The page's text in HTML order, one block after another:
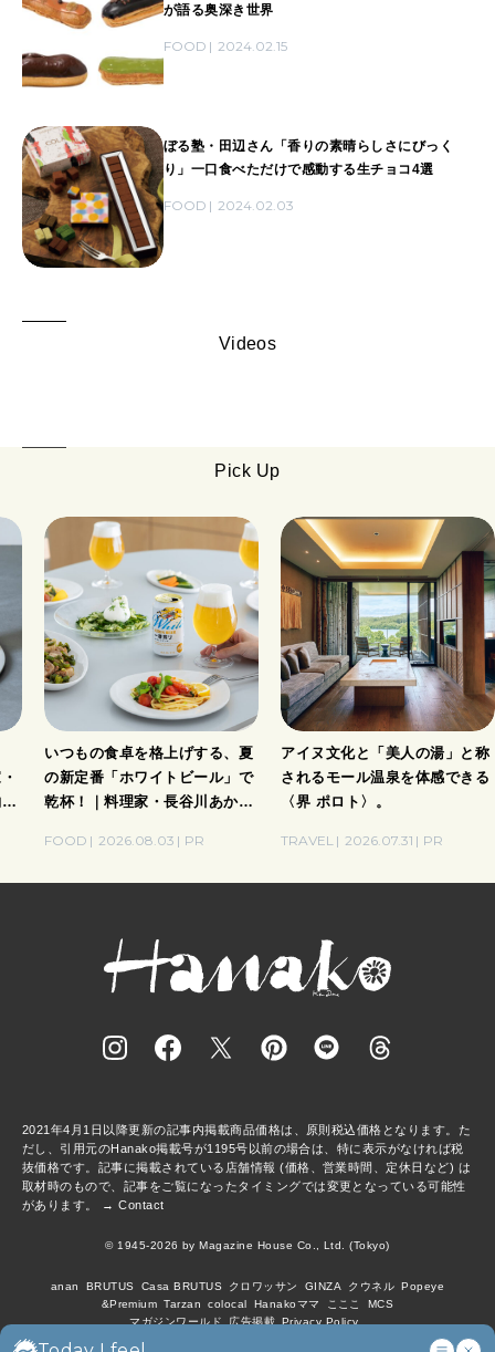
が語る奥深き世界
FOOD 2024.02.15
ぼる塾・田辺さん「香りの素晴らしさにびっく
り」一口食べただけで感動する生チョコ4選
FOOD 2024.02.03
Videos
Pick Up
いつもの食卓を格上げする、夏
の新定番「ホワイトビール」で
乾杯！｜料理家・長谷川あかり
FOOD
2026.08.03 PR
アイヌ文化と「美人の湯」と称
されるモール温泉を体感できる
〈界 ポロト〉。
TRAVEL 2026.07.31 PR
2021年4月1日以降更新の記事内掲載商品価格は、原則税込価格となります。た
だし、引用元のHanako掲載号が1195号以前の場合は、特に表示がなければ税
抜価格です。記事に掲載されている店舗情報 (価格、営業時間、定休日など) は
取材時のもので、記事をご覧になったタイミングでは変更となっている可能性
があります。 →Contact
© 1945-2026 by Magazine House Co., Ltd. (Tokyo)
anan BRUTUS Casa BRUTUS クロワッサン GINZA クウネル Popeye
&Premium Tarzan colocal Hanakoママ こここ
MCS
マガジンワールド 広告掲載 Privacy Policy